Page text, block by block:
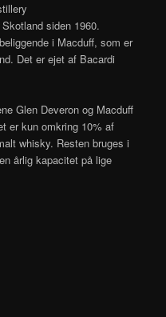
siden 1960.
i Macduff, som er
Det er ejet af Bacardi
Glen Deveron og Macduff
er kun omkring 10% af
whisky. Resten bruges i
årlig kapacitet på lige